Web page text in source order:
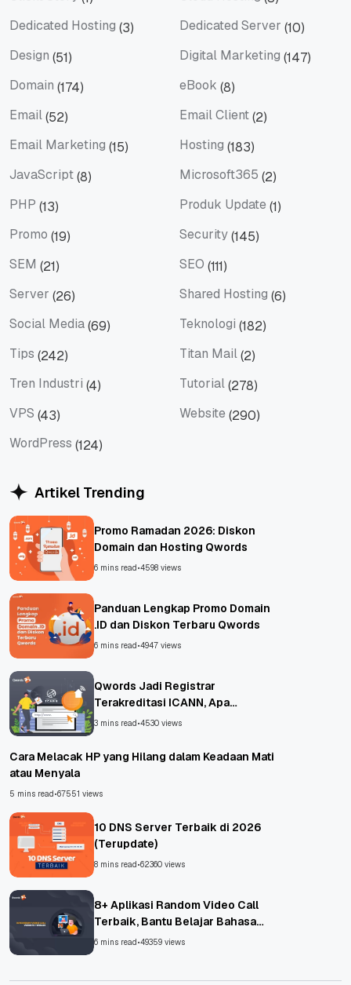
Dedicated Hosting (3) Dedicated Server (10)
Design (51) Digital Marketing (147)
Domain (174) eBook (8)
Email(52) Email Client(2)
Email Marketing (15) Hosting (183)
JavaScript(8) Microsoft365 (2)
PHP (13) Produk Update (1)
Promo (19) Security(145)
SEM (21) SEO (111)
Server (26) Shared Hosting (6)
Social Media(69) Teknologi (182)
Tips (242) Titan Mail(2)
Tren Industri (4) Tutorial(278)
VPS (43) Website (290)
WordPress (124)
Artikel Trending
Promo Ramadan 2026: Diskon
Domain dan Hosting Qwords
6 mins read•4598 views
Panduan Lengkap Promo Domain
.ID dan Diskon Terbaru Qwords
6 mins read•4947 views
Qwords Jadi Registrar
Terakreditasi ICANN, Apa
Untungnya?
3 mins read•4530 views
Cara Melacak HP yang Hilang dalam Keadaan Mati
atau Menyala
5 mins read•67551 views
10 DNS Server Terbaik di 2026
(Terupdate)
8 mins read•62360 views
8+ Aplikasi Random Video Call
Terbaik, Bantu Belajar Bahasa
Asing!
6 mins read•49359 views